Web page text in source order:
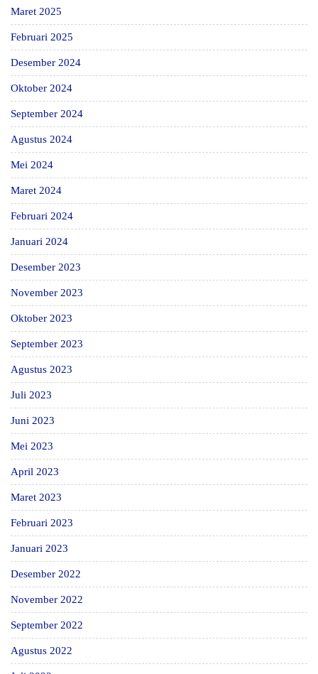
Maret 2025
Februari 2025
Desember 2024
Oktober 2024
September 2024
Agustus 2024
Mei 2024
Maret 2024
Februari 2024
Januari 2024
Desember 2023
November 2023
Oktober 2023
September 2023
Agustus 2023
Juli 2023
Juni 2023
Mei 2023
April 2023
Maret 2023
Februari 2023
Januari 2023
Desember 2022
November 2022
September 2022
Agustus 2022